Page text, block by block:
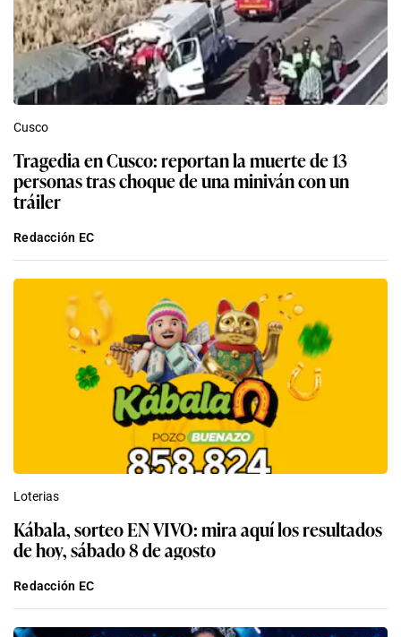
Cusco
Tragedia en Cusco: reportan la muerte de 13
personas tras choque de una miniván con un
tráiler
Redacción EC
Loterias
Kábala, sorteo EN VIVO: mira aquí los resultados
de hoy, sábado 8 de agosto
Redacción EC